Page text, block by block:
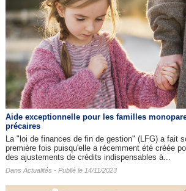
Aide exceptionnelle pour les familles
précaires
La "loi de finances de fin de gestion" (LFG) a fait
première fois puisqu'elle a récemment été créée
des ajustements de crédits indispensables à...
Dans Actualités - Publié le 14/11/2023